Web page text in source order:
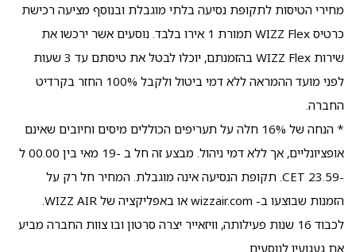
מחירי הטיסות לתקופת נסיעה בלתי מוגבלת ובנוסף מציעה רכישת
כרטיס WIZZ Flex תמורת 1 אירו בלבד. נוסעים אשר ירכשו את
שירות WIZZ Flex בהזמנתם, יוכלו לבטל את טיסתם עד 3 שעות
לפני מועד ההמראה ללא דמי ביטול ולקבל 100% החזר בקרדיט
החברה.
* הנחה של 16% חלה על תעריפים הכוללים מיסים וחיובים שאינם
אופציונליים, אך ללא דמי ניהול. מבצע זה חל ב -19 מאי בין 00.00 ל
-23.59 CET. תקופת הנסיעה אינה מוגבלת. המחיר חל רק על
הזמנות שבוצעו ב- wizzair.com או באפליקציה של WIZZ AIR.
לכבוד 16 שנות פעילותה, וויזאייר יצרה סרטון ובו צוות החברה מביע
את געגועיו לנוסעים.